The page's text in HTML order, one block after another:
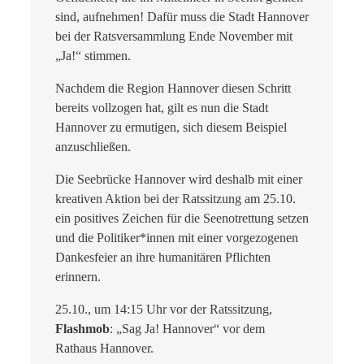
sind, aufnehmen! Dafür muss die Stadt Hannover
bei der Ratsversammlung Ende November mit
„Ja!“ stimmen.
Nachdem die Region Hannover diesen Schritt
bereits vollzogen hat, gilt es nun die Stadt
Hannover zu ermutigen, sich diesem Beispiel
anzuschließen.
Die Seebrücke Hannover wird deshalb mit einer
kreativen Aktion bei der Ratssitzung am 25.10.
ein positives Zeichen für die Seenotrettung setzen
und die Politiker*innen mit einer vorgezogenen
Dankesfeier an ihre humanitären Pflichten
erinnern.
25.10., um 14:15 Uhr vor der Ratssitzung,
Flashmob: „Sag Ja! Hannover“ vor dem
Rathaus Hannover.